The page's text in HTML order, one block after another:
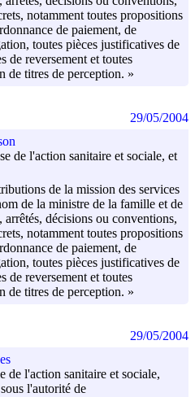
notamment toutes propositions
de paiement, de
toutes pièces justificatives de
de reversement et toutes
de titres de perception. »
de l'action sanitaire et sociale, et
de la mission des services
de la ministre de la famille et de
arrêtés, décisions ou conventions,
notamment toutes propositions
de paiement, de
toutes pièces justificatives de
de reversement et toutes
de titres de perception. »
29/05/2004
de l'action sanitaire et sociale,
l'autorité de
29/05/2004